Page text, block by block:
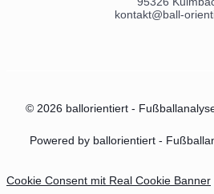
kontakt@ball-
© 2026 ballorientiert -
Powered by ballorientiert -
Cookie Consent mit Real Cookie Banner